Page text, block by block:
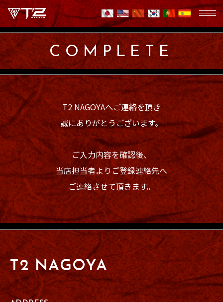
COMPLETE
T2 NAGOYAへご連絡を頂き
誠にありがとうございます。
ご入力内容を確認後、
当店担当者よりご登録連絡先へ
ご連絡させて頂きます。
T2 NAGOYA